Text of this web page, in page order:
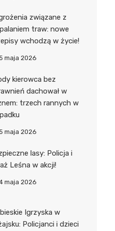
związane z
traw: nowe
wchodzą w życie!
maja 2026
kierowca bez
dachował w
trzech rannych w
maja 2026
lasy: Policja i
Leśna w akcji!
maja 2026
Igrzyska w
Policjanci i dzieci